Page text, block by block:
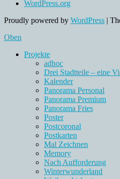
WordPress.org
Proudly powered by WordPress |
Oben
Projekte
adhoc
Drei Stadtteile – eine
Kalender
Panorama Personal
Panorama Premium
Panorama Fries
Poster
Postcoronal
Postkarten
Mal Zeichnen
Memory
Nach Aufforderung
Winterwunderland